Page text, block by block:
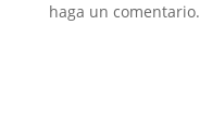
haga un comentario.